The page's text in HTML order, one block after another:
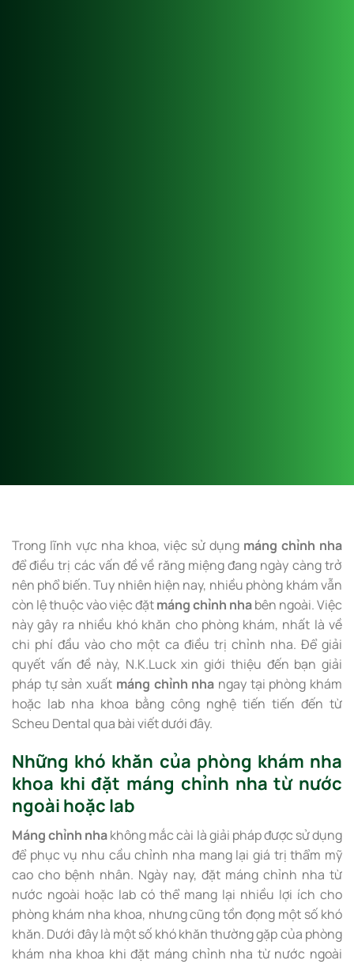
Trong lĩnh vực nha khoa, việc sử dụng máng chỉnh nha
để điều trị các vấn đề về răng miệng đang ngày càng trở
nên phổ biến. Tuy nhiên hiện nay, nhiều phòng khám vẫn
còn lệ thuộc vào việc đặtmáng chỉnh nhabên ngoài. Việc
này gây ra nhiều khó khăn cho phòng khám, nhất là về
chi phí đầu vào cho một ca điều trị chỉnh nha. Để giải
quyết vấn đề này, N.K.Luck xin giới thiệu đến bạn giải
pháp tự sản xuất máng chỉnh nha ngay tại phòng khám
hoặc lab nha khoa bằng công nghệ tiến tiến đến từ
Scheu Dental qua bài viết dưới đây.
Những khó khăn của phòng khám nha
khoa khi đặt máng chỉnh nha từ nước
ngoài hoặc lab
Máng chỉnh nhakhông mắc cài là giải pháp được sử dụng
để phục vụ nhu cầu chỉnh nha mang lại giá trị thẩm mỹ
cao cho bệnh nhân. Ngày nay, đặt máng chỉnh nha từ
nước ngoài hoặc lab có thể mang lại nhiều lợi ích cho
phòng khám nha khoa, nhưng cũng tồn đọng một số khó
khăn. Dưới đây là một số khó khăn thường gặp của phòng
khám nha khoa khi đặt máng chỉnh nha từ nước ngoài